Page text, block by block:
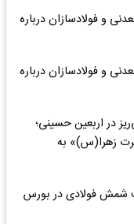
و فولادسازان درباره
و فولادسازان درباره
در اربعین حسینی؛
زهرا(س)» به
شمش فولادی در بورس